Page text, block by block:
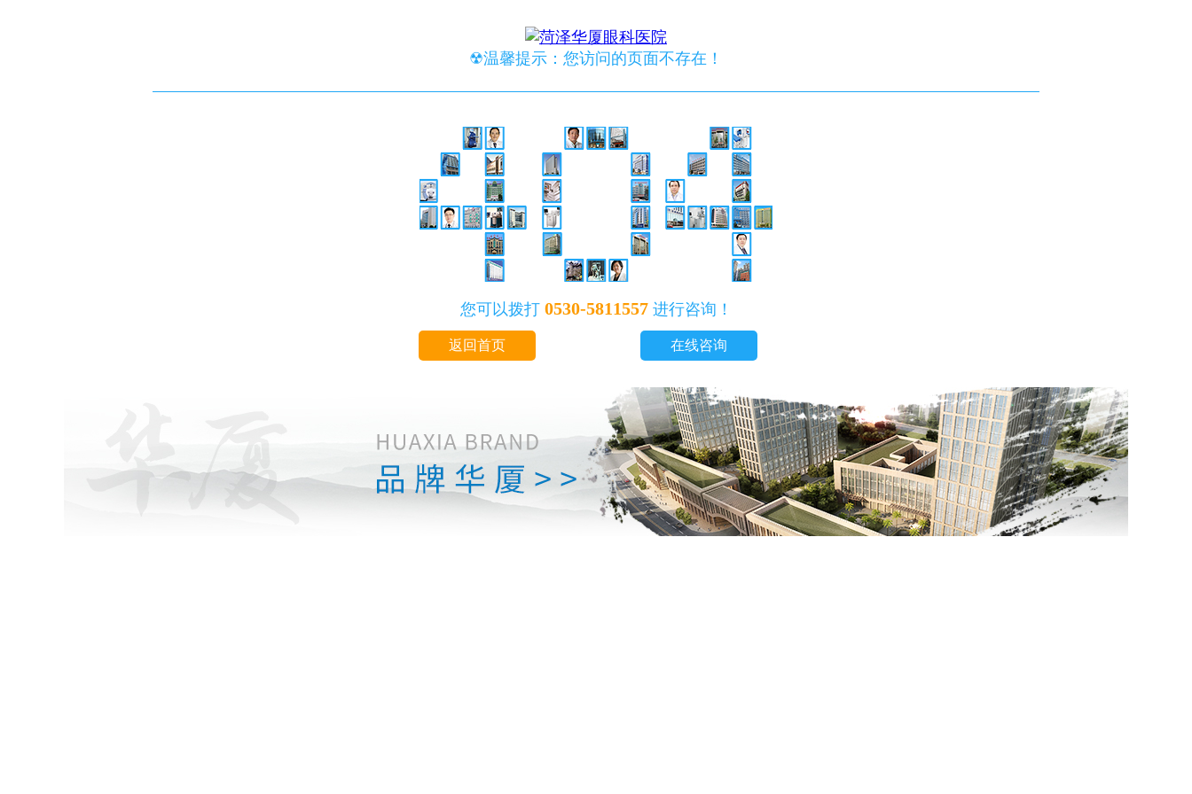
☢温馨提示：您访问的页面不存在！
您可以拨打 0530-5811557进行咨询！
返回首页 在线咨询